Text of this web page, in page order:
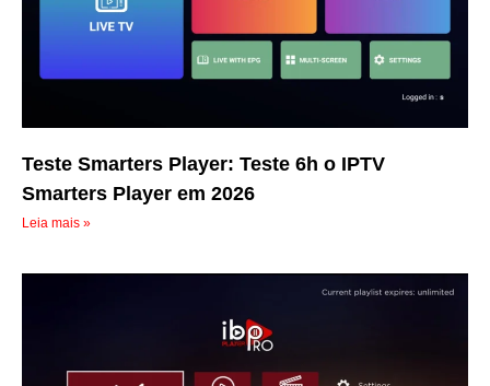
Teste Smarters Player: Teste 6h o IPTV
Smarters Player em 2026
Leia mais »